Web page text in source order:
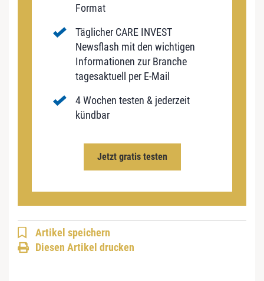
Format
Täglicher CARE INVEST
Newsflash mit den wichtigen
Informationen zur Branche
tagesaktuell per E-Mail
4 Wochen testen & jederzeit
kündbar
Jetzt gratis testen
Artikel speichern
Diesen Artikel drucken